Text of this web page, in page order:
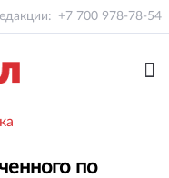
+7 700 978-78-54
по